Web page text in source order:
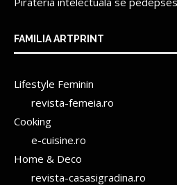
FAMILIA ARTPRINT
Lifestyle Feminin
revista-femeia.ro
Cooking
e-cuisine.ro
Home & Deco
revista-casasigradina.ro